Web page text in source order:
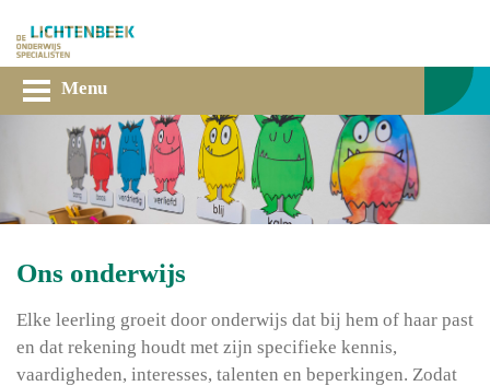
Menu
Ons onderwijs
Elke leerling groeit door onderwijs dat bij hem of haar past
en dat rekening houdt met zijn specifieke kennis,
vaardigheden, interesses, talenten en beperkingen. Zodat